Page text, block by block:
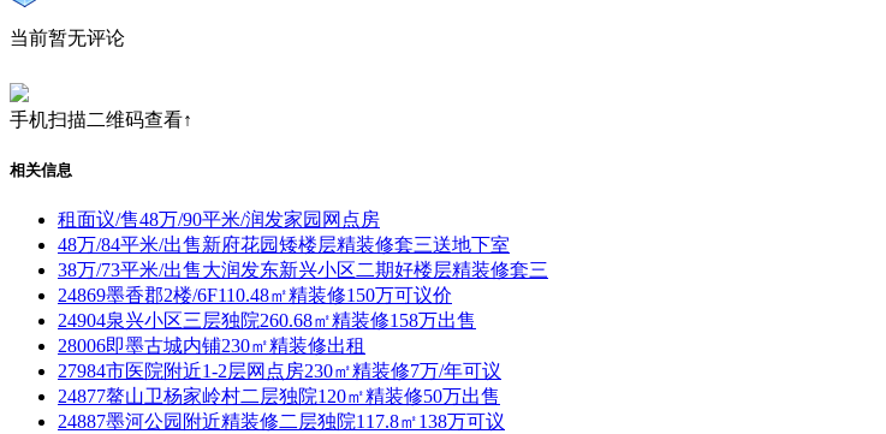
当前暂无评论
手机扫描二维码查看↑
相关信息
租面议/售48万/90平米/润发家园网点房
48万/84平米/出售新府花园矮楼层精装修套三送地下室
38万/73平米/出售大润发东新兴小区二期好楼层精装修套三
24869墨香郡2楼/6F110.48㎡精装修150万可议价
24904泉兴小区三层独院260.68㎡精装修158万出售
28006即墨古城内铺230㎡精装修出租
27984市医院附近1-2层网点房230㎡精装修7万/年可议
24877鳌山卫杨家岭村二层独院120㎡精装修50万出售
24887墨河公园附近精装修二层独院117.8㎡138万可议